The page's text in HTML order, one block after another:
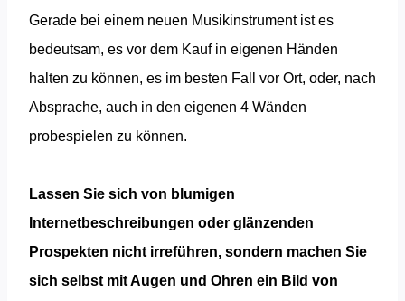
Gerade bei einem neuen Musikinstrument ist es
bedeutsam, es vor dem Kauf in eigenen Händen
halten zu können, es im besten Fall vor Ort, oder, nach
Absprache, auch in den eigenen 4 Wänden
probespielen zu können.
Lassen Sie sich von blumigen
Internetbeschreibungen oder glänzenden
Prospekten nicht irreführen, sondern machen Sie
sich selbst mit Augen und Ohren ein Bild von